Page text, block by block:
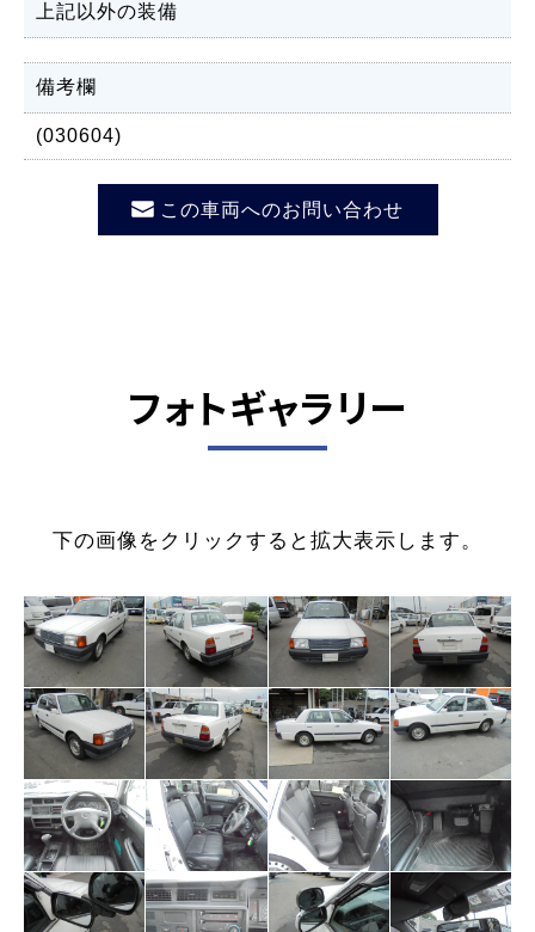
上記以外の装備
備考欄
(030604)
この車両へのお問い合わせ
フォトギャラリー
下の画像をクリックすると拡大表示します。